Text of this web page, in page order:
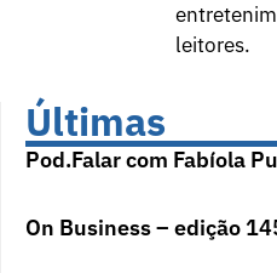
leitores.
Últimas
Pod.Falar com Fabíola
On Business – edição